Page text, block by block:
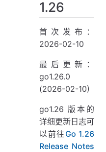
1.26
首次发布：
2026-02-10
最后更新：
go1.26.0
(2026-02-10)
go1.26 版本的
详细更新日志可
以前往 Go 1.26
Release Notes